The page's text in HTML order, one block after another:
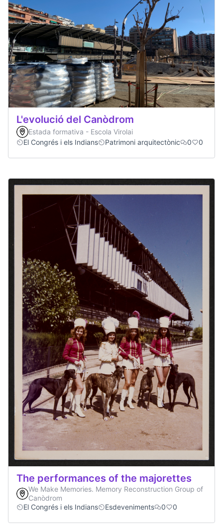
L'evolució del Canòdrom
Estada formativa - Escola Virolai
El Congrés i els Indians
Patrimoni arquitectònic 0 0
The performances of the majorettes
We Make Memories. Memory Reconstruction Group of
Canòdrom
El Congrés i els Indians
Esdeveniments 0 0